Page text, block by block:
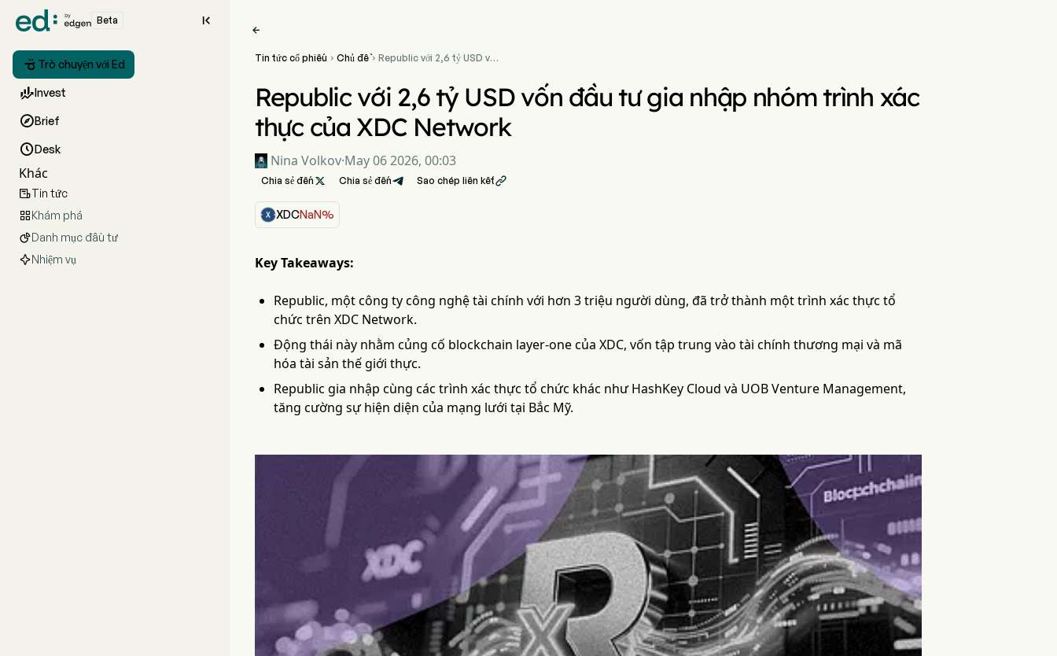
Beta 
 Trò chuyện với Ed
Invest
Brief
Desk
Khác
Tin tức
Khám phá
Danh mục đầu tư
Nhiệm vụ

Tin tức cổ phiếu  Chủ đề Republic với 2,6 tỷ USD vốn
xác thực của XDC Network
Republic với 2,6 tỷ USD vốn đầu tư gia nhập nhóm trình xác
thực của XDC Network
Nina Volkov·May 06 2026, 00:03
Chia sẻ đến  Chia sẻ đến Sao chép liên kết
XDCNaN%
Key Takeaways:
Republic, một công ty công nghệ tài chính với hơn 3 triệu người dùng, đã trở thành một trình xác thực tổ
chức trên XDC Network.
Động thái này nhằm củng cố blockchain layer-one của XDC, vốn tập trung vào tài chính thương mại và mã
hóa tài sản thế giới thực.
Republic gia nhập cùng các trình xác thực tổ chức khác như HashKey Cloud và UOB Venture Management,
tăng cường sự hiện diện của mạng lưới tại Bắc Mỹ.